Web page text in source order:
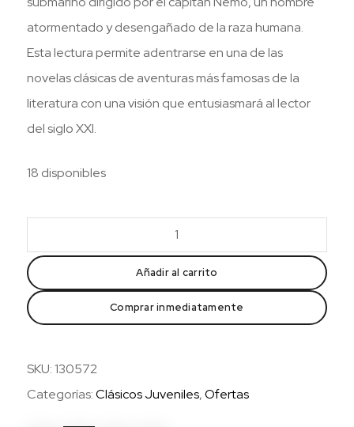
atormentado y desengañado de la raza humana.
Esta lectura permite adentrarse en una de las
novelas clásicas de aventuras más famosas de la
literatura con una visión que entusiasmará al lector
del siglo XXI.
18 disponibles
leguas
de
viaje
submarino
Añadir al carrito
Comprar inmediatamente
SKU:130572
Categorías:Clásicos Juveniles,Ofertas